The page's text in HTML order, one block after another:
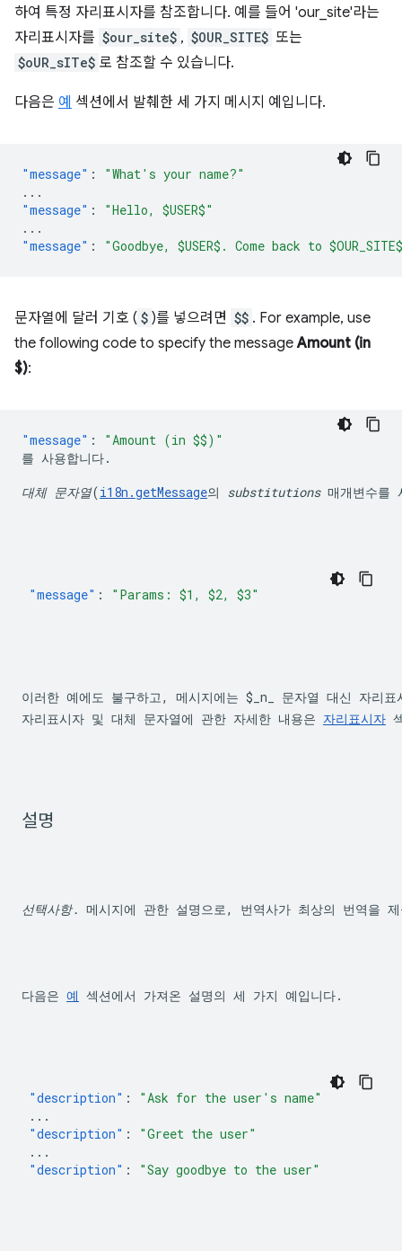
하여 특정 자리표시자를 참조합니다. 예를 들어 'our_site'라는
자리표시자를 $our_site$ , $OUR_SITE$ 또는
$oUR_sITe$ 로 참조할 수 있습니다.
다음은 예 섹션에서 발췌한 세 가지 메시지 예입니다.
"message" :
"What's your name?"
...
"message" :
"Hello, $USER$"
...
"message" : "Goodbye, $USER$. Come back to
문자열에 달러 기호 ( $ )를 넣으려면 $$ . For example, use
the following code to specify the messageAmount (in
$):
"message" :
대체 문자열(i18n.getMessage의 substitutions 매개변수를
"message" : "Params: $1, $2, $3"
이러한 예에도 불구하고, 메시지에는 $_n_
문자열 대신 자리
자리표시자 및 대체 문자열에 관한 자세한 내용은 자리표시자
설명
선택사항. 메시지에 관한 설명으로, 번역사가 최상의 번역을
다음은 예 섹션에서 가져온 설명의 세 가지 예입니다.
"description" :
"Ask for the user's name"
...
"description" :
"Greet the user"
...
"description" : "Say goodbye to the user"